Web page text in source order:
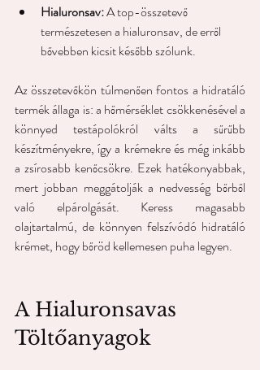
Hialuronsav: A top-összetevő
természetesen a hialuronsav, de erről
bővebben kicsit később szólunk.
Az összetevőkön túlmenően fontos a hidratáló
termék állaga is: a hőmérséklet csökkenésével a
könnyed testápolókról válts a sűrűbb
készítményekre, így a krémekre és még inkább
a zsírosabb kenőcsökre. Ezek hatékonyabbak,
mert jobban meggátolják a nedvesség bőrből
való elpárolgását. Keress magasabb
olajtartalmú, de könnyen felszívódó hidratáló
krémet, hogy bőröd kellemesen puha legyen.
A Hialuronsavas
Töltőanyagok